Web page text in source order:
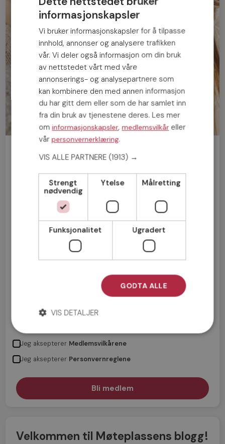
Bli medlem gratis!
Mann Kvinne
Jeg aksepterer Medlemsvilkårene
Jeg aksepterer Personvernreglene
Velkommen til Møteplassens blogg!
informasjonskapsler
Vi bruker informasjonskapsler for å tilpasse
innhold, annonser og analysere trafikken
vår. Vi deler også informasjon om din bruk
av nettstedet vårt med våre
annonserings- og analysepartnere som
kan kombinere den med annen informasjon
du har gitt dem eller som de har samlet inn
fra din bruk av tjenestene deres. Les mer
ominformasjonskapsler,medlemsvilkåreller
vårpersonvernerklæring.
VIS ALLE PARTNERE (1913) →
Strengt
nødvendig
Ytelse Målretting
Funksjonalitet Ugradert
GODTA ALLE
VIS DETALJER